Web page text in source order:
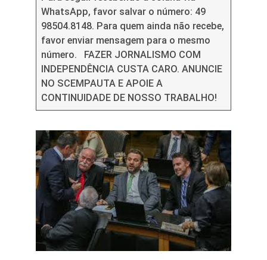
WhatsApp, favor salvar o número: 49
98504.8148. Para quem ainda não recebe,
favor enviar mensagem para o mesmo
número. FAZER JORNALISMO COM
INDEPENDÊNCIA CUSTA CARO. ANUNCIE
NO SCEMPAUTA E APOIE A
CONTINUIDADE DE NOSSO TRABALHO!